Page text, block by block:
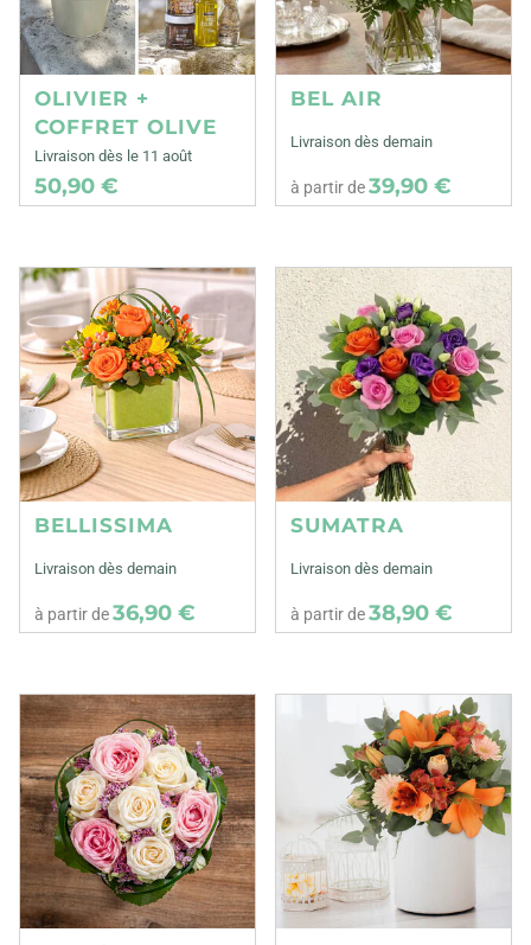
OLIVIER +
COFFRET OLIVE
Livraison dès le 11 août
50,90 €
BEL AIR
Livraison dès demain
à partir de39,90 €
BELLISSIMA
Livraison dès demain
à partir de36,90 €
SUMATRA
Livraison dès demain
à partir de38,90 €